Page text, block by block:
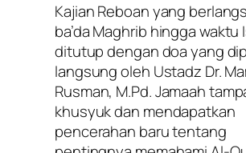
Kajian Reboan yang
ba’da Maghrib hingga waktu
ditutup dengan doa yang
langsung oleh Ustadz Dr.
Rusman, M.Pd. Jamaah
khusyuk dan mendapatkan
pencerahan baru tentang